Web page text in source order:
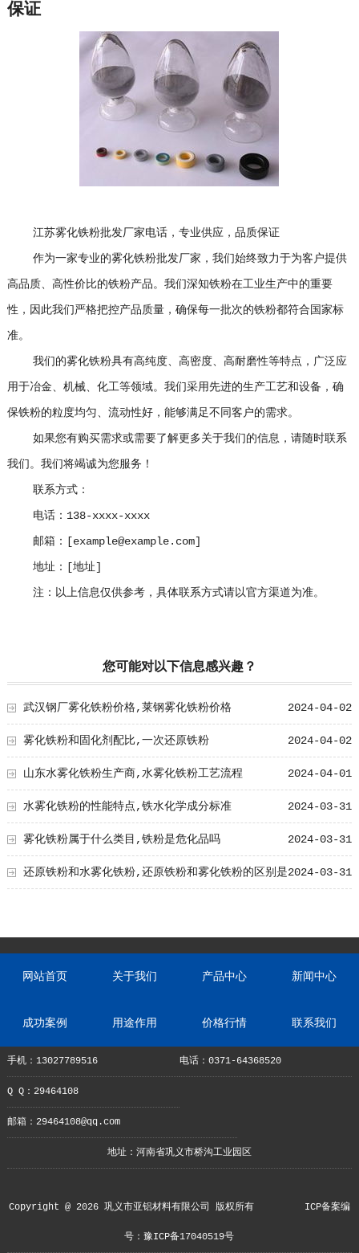
保证
江苏雾化铁粉批发厂家电话，专业供应，品质保证
作为一家专业的雾化铁粉批发厂家，我们始终致力于为客户提供
高品质、高性价比的铁粉产品。我们深知铁粉在工业生产中的重要
性，因此我们严格把控产品质量，确保每一批次的铁粉都符合国家标
准。
我们的雾化铁粉具有高纯度、高密度、高耐磨性等特点，广泛应
用于冶金、机械、化工等领域。我们采用先进的生产工艺和设备，确
保铁粉的粒度均匀、流动性好，能够满足不同客户的需求。
如果您有购买需求或需要了解更多关于我们的信息，请随时联系
我们。我们将竭诚为您服务！
联系方式：
电话：138-xxxx-xxxx
邮箱：[example@example.com]
地址：[地址]
注：以上信息仅供参考，具体联系方式请以官方渠道为准。
您可能对以下信息感兴趣？
2024-04-02
武汉钢厂雾化铁粉价格,莱钢雾化铁粉价格
2024-04-02
雾化铁粉和固化剂配比,一次还原铁粉
2024-04-01
山东水雾化铁粉生产商,水雾化铁粉工艺流程
2024-03-31
水雾化铁粉的性能特点,铁水化学成分标准
2024-03-31
雾化铁粉属于什么类目,铁粉是危化品吗
2024-03-31
还原铁粉和水雾化铁粉,还原铁粉和雾化铁粉的区别是
网站首页 关于我们 产品中心 新闻中心
成功案例 用途作用 价格行情 联系我们
手机：13027789516 电话：0371-64368520
Q Q：29464108
邮箱：29464108@qq.com
地址：河南省巩义市桥沟工业园区
Copyright @ 2026 巩义市亚铝材料有限公司 版权所有 ICP备案编
号：豫ICP备17040519号